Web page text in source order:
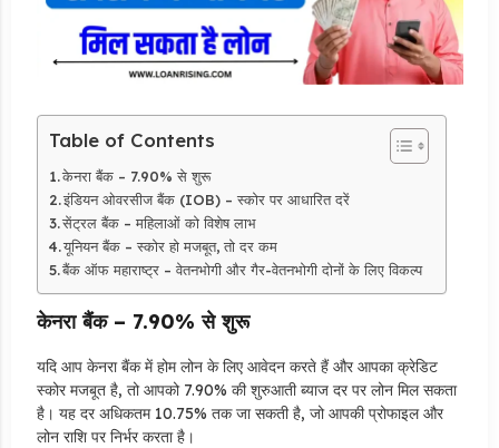
Table of Contents
केनरा बैंक – 7.90% से शुरू
इंडियन ओवरसीज बैंक (IOB) – स्कोर पर आधारित दरें
सेंट्रल बैंक – महिलाओं को विशेष लाभ
यूनियन बैंक – स्कोर हो मजबूत, तो दर कम
बैंक ऑफ महाराष्ट्र – वेतनभोगी और गैर-वेतनभोगी दोनों के लिए विकल्प
केनरा बैंक – 7.90% से शुरू
यदि आप केनरा बैंक में होम लोन के लिए आवेदन करते हैं और आपका क्रेडिट
स्कोर मजबूत है, तो आपको 7.90% की शुरुआती ब्याज दर पर लोन मिल सकता
है। यह दर अधिकतम 10.75% तक जा सकती है, जो आपकी प्रोफाइल और
लोन राशि पर निर्भर करता है।